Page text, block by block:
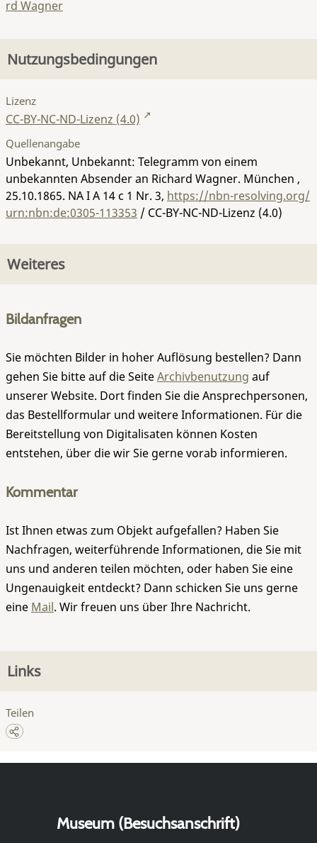
rd Wagner
Nutzungsbedingungen
Lizenz
CC-BY-NC-ND-Lizenz (4.0)
Quellenangabe
Unbekannt, Unbekannt: Telegramm von einem
unbekannten Absender an Richard Wagner. München ,
25.10.1865. NA I A 14 c 1 Nr. 3, https://nbn-resolving.org/
urn:nbn:de:0305-113353 / CC-BY-NC-ND-Lizenz (4.0)
Weiteres
Bildanfragen
Sie möchten Bilder in hoher Auflösung bestellen? Dann
gehen Sie bitte auf die SeiteArchivbenutzung auf
unserer Website. Dort finden Sie die Ansprechpersonen,
das Bestellformular und weitere Informationen. Für die
Bereitstellung von Digitalisaten können Kosten
entstehen, über die wir Sie gerne vorab informieren.
Kommentar
Ist Ihnen etwas zum Objekt aufgefallen? Haben Sie
Nachfragen, weiterführende Informationen, die Sie mit
uns und anderen teilen möchten, oder haben Sie eine
Ungenauigkeit entdeckt? Dann schicken Sie uns gerne
eine Mail. Wir freuen uns über Ihre Nachricht.
Links
Teilen
Museum (Besuchsanschrift)